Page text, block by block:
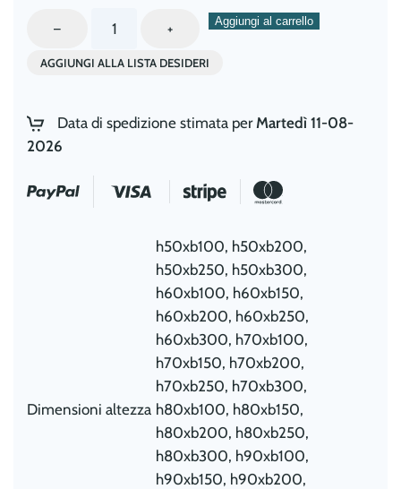
–
Alluminio
in
quantità
+ Aggiungi al carrello
AGGIUNGI ALLA LISTA DESIDERI
Data di spedizione stimata per Martedì 11-08-
2026
Dimensioni altezza
h50xb100, h50xb200,
h50xb250, h50xb300,
h60xb100, h60xb150,
h60xb200, h60xb250,
h60xb300, h70xb100,
h70xb150, h70xb200,
h70xb250, h70xb300,
h80xb100, h80xb150,
h80xb200, h80xb250,
h80xb300, h90xb100,
h90xb150, h90xb200,